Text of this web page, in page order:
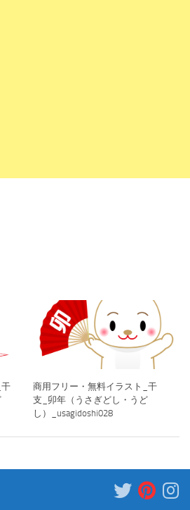
商用フリー・無料イラスト_干
支_卯年（うさぎどし・うど
し）_usagidoshi028